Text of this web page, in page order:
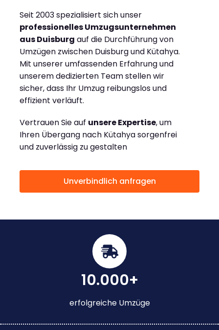
Seit 2003 spezialisiert sich unser
professionelles Umzugsunternehmen
aus Duisburg auf die Durchführung von
Umzügen zwischen Duisburg und Kütahya.
Mit unserer umfassenden Erfahrung und
unserem dedizierten Team stellen wir
sicher, dass Ihr Umzug reibungslos und
effizient verläuft.
Vertrauen Sie auf unsere Expertise, um
Ihren Übergang nach Kütahya sorgenfrei
und zuverlässig zu gestalten
Unverbindlich anfragen
10.000+
erfolgreiche Umzüge